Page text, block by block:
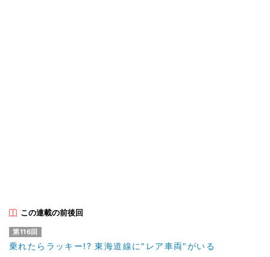
この連載の前後回
第116回
乗れたらラッキー!? 東海道線に"レア車両"がいる